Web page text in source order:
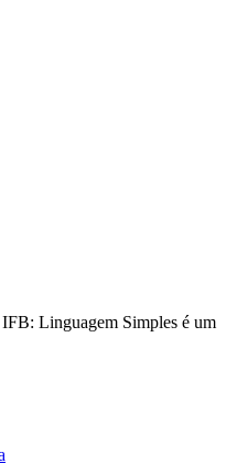
Linguagem Simples é um